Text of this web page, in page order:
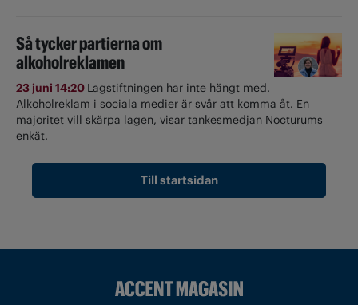
Så tycker partierna om
alkoholreklamen
23 juni 14:20 Lagstiftningen har inte hängt med.
Alkoholreklam i sociala medier är svår att komma åt. En
majoritet vill skärpa lagen, visar tankesmedjan Nocturums
enkät.
Till startsidan